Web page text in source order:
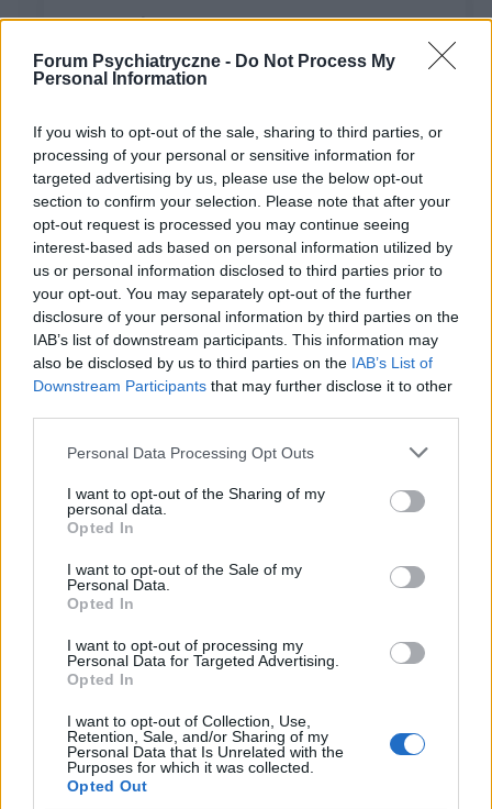
Forum Psychiatryczne - Do Not Process My
Personal Information
If you wish to opt-out of the sale, sharing to third parties, or
processing of your personal or sensitive information for
targeted advertising by us, please use the below opt-out
section to confirm your selection. Please note that after your
opt-out request is processed you may continue seeing
interest-based ads based on personal information utilized by
us or personal information disclosed to third parties prior to
your opt-out. You may separately opt-out of the further
disclosure of your personal information by third parties on the
IAB’s list of downstream participants. This information may
also be disclosed by us to third parties on the IAB’s List of
Downstream Participants that may further disclose it to other
Personal Data Processing Opt Outs
I want to opt-out of the Sharing of my
personal data.
Opted In
I want to opt-out of the Sale of my
Personal Data.
Opted In
I want to opt-out of processing my
Personal Data for Targeted Advertising.
Opted In
I want to opt-out of Collection, Use,
Retention, Sale, and/or Sharing of my
Personal Data that Is Unrelated with the
Purposes for which it was collected.
Opted Out
Naturalne środki na potencję
Myślę,ze niejedna osoba ma ten problem.
Niekoniecznie chcę się truć sildenafilem ( raz
efekty niepożadane jednak są). Reklamuje się wiele
srodków n...
ewelina123@
Forum: Nerwica, fobia i inne zaburzenia lękowe
OCD PDA U DZIECKA
Syn za kilka miesięcy skończy 9 lat. Ma ogromne
problemy, sytuacja z miesiąca na miesiąc się
twierdzą,...
wielas
Dzień dobry, zarejestrowałem się na tym forum gdyż
szukam pomocy, być może ktoś miał podobny
podstawowej, od samego początku widziałem że nie
i...